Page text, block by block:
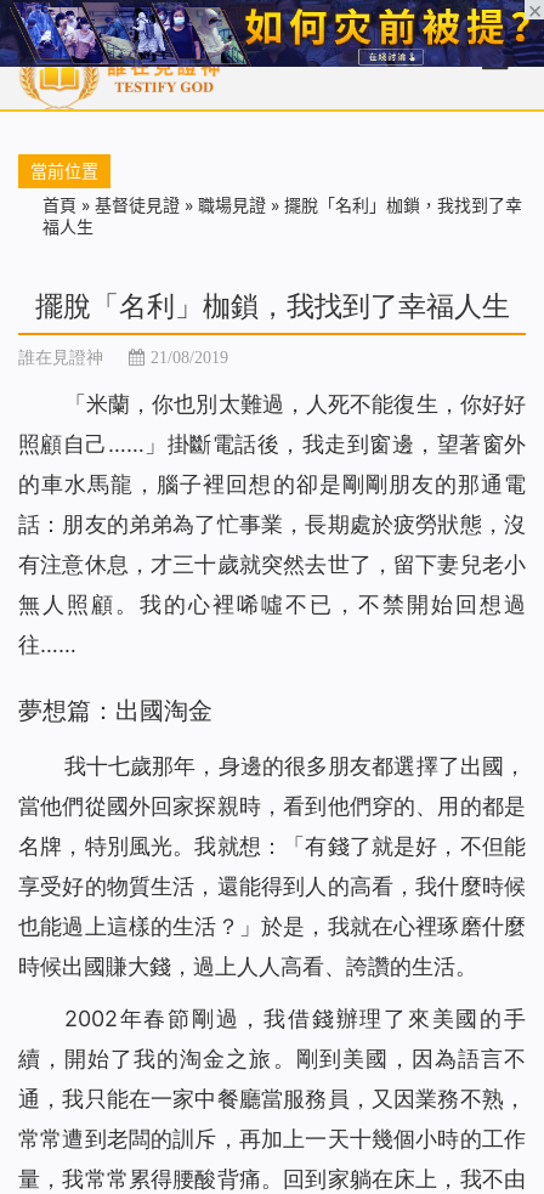
首頁 每日靈糧 天國福音 基督徒見證 信仰解答 聖經
當前位置
首頁 » 基督徒見證 » 職場見證 » 擺脫「名利」枷鎖，我找到了幸
福人生
擺脫「名利」枷鎖，我找到了幸福人生
誰在見證神 21/08/2019
「米蘭，你也別太難過，人死不能復生，你好好
照顧自己……」掛斷電話後，我走到窗邊，望著窗外
的車水馬龍，腦子裡回想的卻是剛剛朋友的那通電
話：朋友的弟弟為了忙事業，長期處於疲勞狀態，沒
有注意休息，才三十歲就突然去世了，留下妻兒老小
無人照顧。我的心裡唏噓不已，不禁開始回想過
往……
夢想篇：出國淘金
我十七歲那年，身邊的很多朋友都選擇了出國，
當他們從國外回家探親時，看到他們穿的、用的都是
名牌，特別風光。我就想：「有錢了就是好，不但能
享受好的物質生活，還能得到人的高看，我什麼時候
也能過上這樣的生活？」於是，我就在心裡琢磨什麼
時候出國賺大錢，過上人人高看、誇讚的生活。
2002年春節剛過，我借錢辦理了來美國的手
續，開始了我的淘金之旅。剛到美國，因為語言不
通，我只能在一家中餐廳當服務員，又因業務不熟，
常常遭到老闆的訓斥，再加上一天十幾個小時的工作
量，我常常累得腰酸背痛。回到家躺在床上，我不由